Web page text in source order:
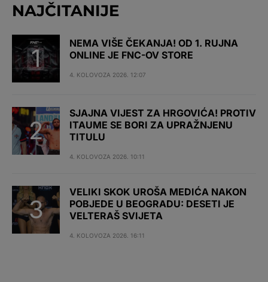
NAJČITANIJE
NEMA VIŠE ČEKANJA! OD 1. RUJNA
ONLINE JE FNC-OV STORE
4. KOLOVOZA 2026. 12:07
SJAJNA VIJEST ZA HRGOVIĆA! PROTIV
ITAUME SE BORI ZA UPRAŽNJENU
TITULU
4. KOLOVOZA 2026. 10:11
VELIKI SKOK UROŠA MEDIĆA NAKON
POBJEDE U BEOGRADU: DESETI JE
VELTERAŠ SVIJETA
4. KOLOVOZA 2026. 16:11